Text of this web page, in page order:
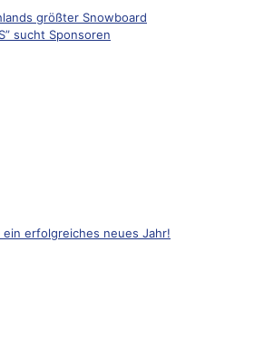
größter Snowboard
sucht Sponsoren
erfolgreiches neues Jahr!